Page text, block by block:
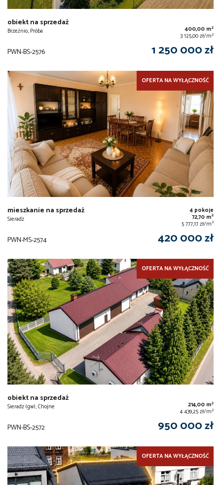
obiekt na sprzedaż
Brzeźnio, Próba 400,00 m2
3 125,00 zł/m2
PWN-BS-2576 1 250 000 zł
OFERTA NA WYŁĄCZNOŚĆ
mieszkanie na sprzedaż
Sieradz
4 pokoje
72,70 m2
5 777,17 zł/m2
PWN-MS-2574 420 000 zł
OFERTA NA WYŁĄCZNOŚĆ
obiekt na sprzedaż
Sieradz (gw), Chojne 214,00 m2
4 439,25 zł/m2
PWN-BS-2572 950 000 zł
OFERTA NA WYŁĄCZNOŚĆ